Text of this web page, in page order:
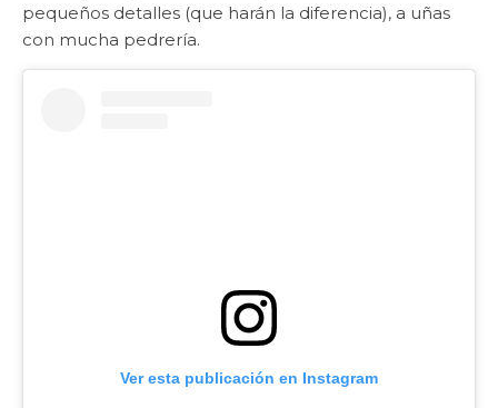
pequeños detalles (que harán la diferencia), a uñas
con mucha pedrería.
Ver esta publicación en Instagram